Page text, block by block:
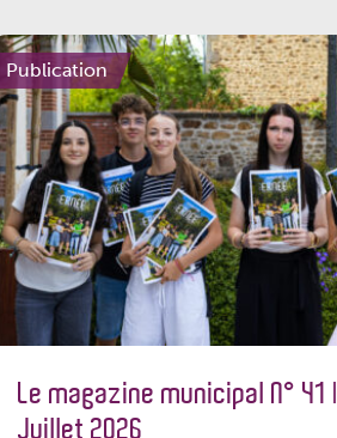
Publication
Le magazine municipal N° 41 |
Juillet 2026